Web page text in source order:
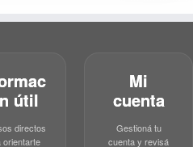
útil
directos
orientarte
Mi
cuenta
Gestioná tu
cuenta y revisá